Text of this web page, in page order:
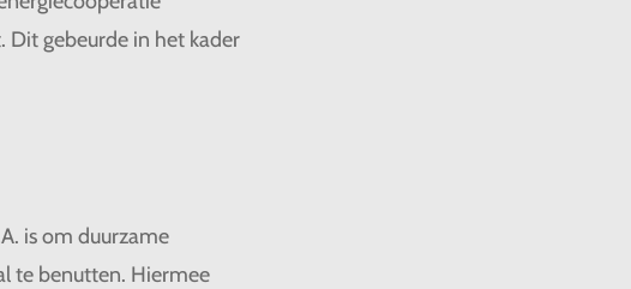
Dit gebeurde in het kader
is om duurzame
te benutten. Hiermee